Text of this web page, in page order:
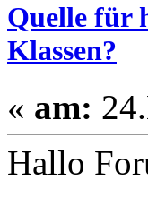
Quelle für
Klassen?
« am:
Hallo